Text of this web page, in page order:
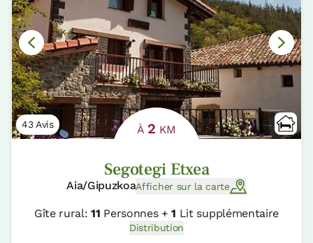
43 Avis À 2 KM
Segotegi Etxea
Aia/GipuzkoaAfficher sur la carte
Gîte rural:11 Personnes +1 Lit supplémentaire
Distribution